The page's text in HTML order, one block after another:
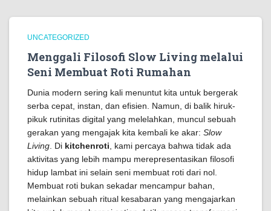
UNCATEGORIZED
Menggali Filosofi Slow Living melalui
Seni Membuat Roti Rumahan
Dunia modern sering kali menuntut kita untuk bergerak
serba cepat, instan, dan efisien. Namun, di balik hiruk-
pikuk rutinitas digital yang melelahkan, muncul sebuah
gerakan yang mengajak kita kembali ke akar: Slow
Living . Di kitchenroti , kami percaya bahwa tidak ada
aktivitas yang lebih mampu merepresentasikan filosofi
hidup lambat ini selain seni membuat roti dari nol.
Membuat roti bukan sekadar mencampur bahan,
melainkan sebuah ritual kesabaran yang mengajarkan